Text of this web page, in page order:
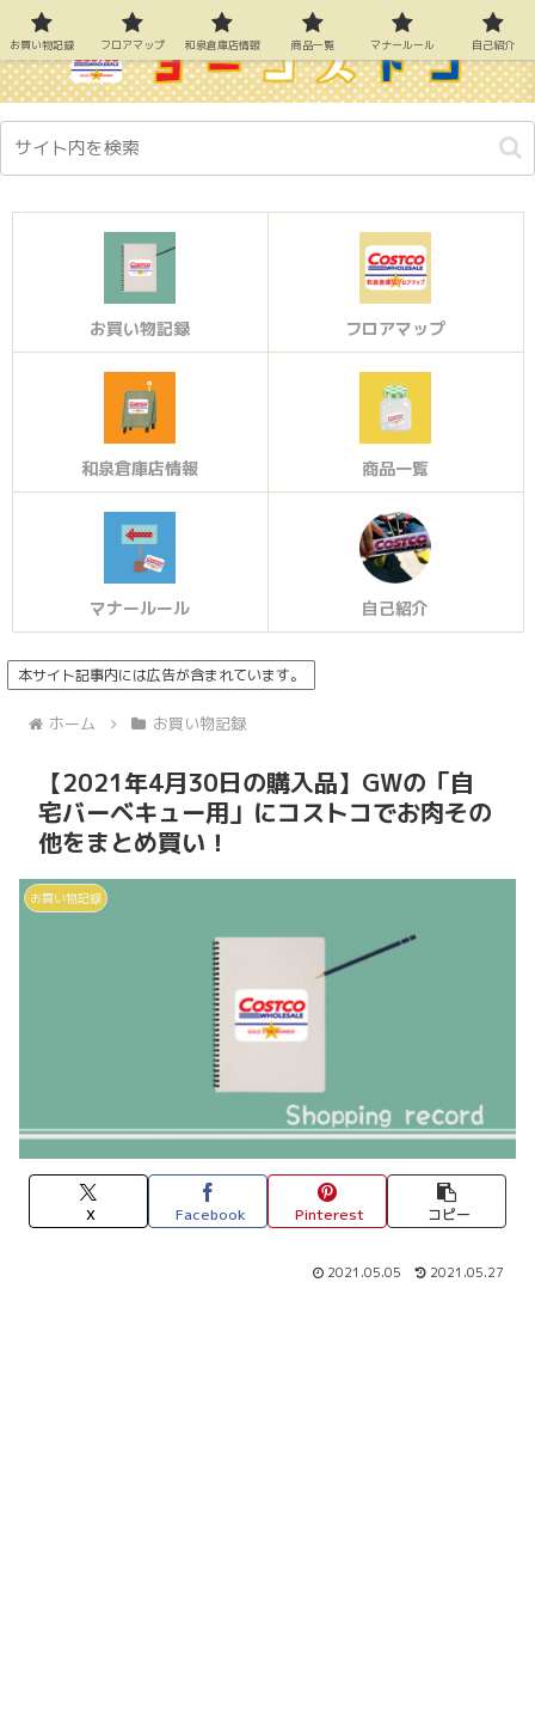
お買い物記録 フロアマップ
和泉倉庫店情報 商品一覧
マナールール 自己紹介
本サイト記事内には広告が含まれています。
ホーム お買い物記録
【2021年4月30日の購入品】GWの「自
宅バーベキュー用」にコストコでお肉その
他をまとめ買い！
お買い物記録
X Facebook Pinterest コピー
2021.05.05 2021.05.27
お買い物記録 フロアマップ 和泉倉庫店情報 商品一覧 マナールール 自己紹介